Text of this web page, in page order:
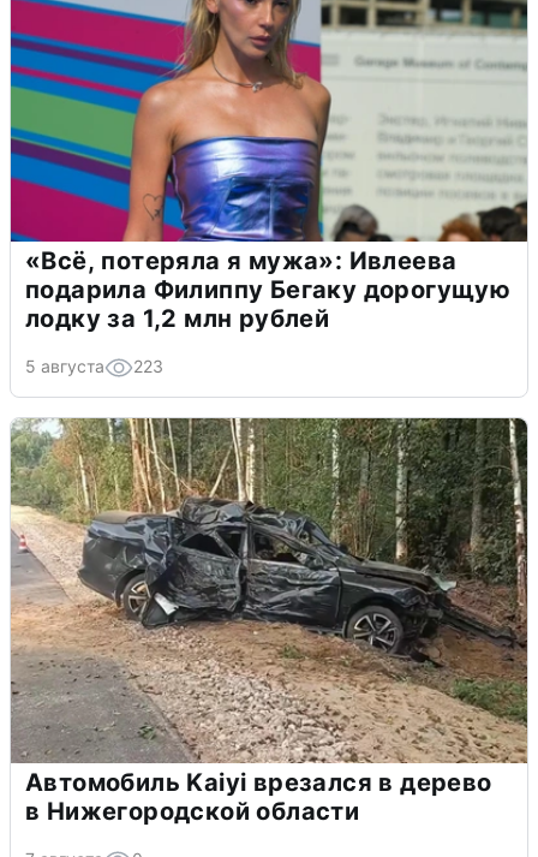
«Всё, потеряла я мужа»: Ивлеева
подарила Филиппу Бегаку дорогущую
лодку за 1,2 млн рублей
5 августа 223
Автомобиль Kaiyi врезался в дерево
в Нижегородской области